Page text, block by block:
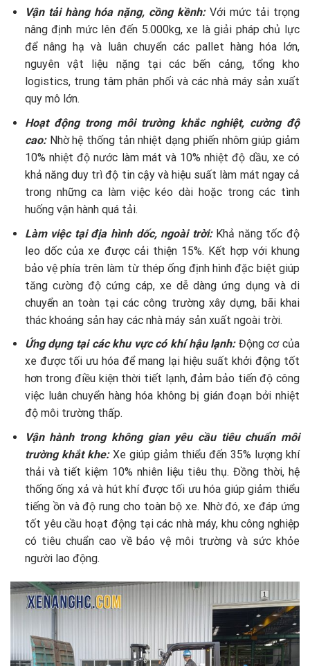
Vận tải hàng hóa nặng, cồng kềnh: Với mức tải trọng
nâng định mức lên đến 5.000kg, xe là giải pháp chủ lực
để nâng hạ và luân chuyển các pallet hàng hóa lớn,
nguyên vật liệu nặng tại các bến cảng, tổng kho
logistics, trung tâm phân phối và các nhà máy sản xuất
quy mô lớn.
Hoạt động trong môi trường khắc nghiệt, cường độ
cao: Nhờ hệ thống tản nhiệt dạng phiến nhôm giúp giảm
10% nhiệt độ nước làm mát và 10% nhiệt độ dầu, xe có
khả năng duy trì độ tin cậy và hiệu suất làm mát ngay cả
trong những ca làm việc kéo dài hoặc trong các tình
huống vận hành quá tải.
Làm việc tại địa hình dốc, ngoài trời:Khả năng tốc độ
leo dốc của xe được cải thiện 15%. Kết hợp với khung
bảo vệ phía trên làm từ thép ống định hình đặc biệt giúp
tăng cường độ cứng cáp, xe dễ dàng ứng dụng và di
chuyển an toàn tại các công trường xây dựng, bãi khai
thác khoáng sản hay các nhà máy sản xuất ngoài trời.
Ứng dụng tại các khu vực có khí hậu lạnh:Động cơ của
xe được tối ưu hóa để mang lại hiệu suất khởi động tốt
hơn trong điều kiện thời tiết lạnh, đảm bảo tiến độ công
việc luân chuyển hàng hóa không bị gián đoạn bởi nhiệt
độ môi trường thấp.
Vận hành trong không gian yêu cầu tiêu chuẩn môi
trường khắt khe:Xe giúp giảm thiểu đến 35% lượng khí
thải và tiết kiệm 10% nhiên liệu tiêu thụ. Đồng thời, hệ
thống ống xả và hút khí được tối ưu hóa giúp giảm thiểu
tiếng ồn và độ rung cho toàn bộ xe. Nhờ đó, xe đáp ứng
tốt yêu cầu hoạt động tại các nhà máy, khu công nghiệp
có tiêu chuẩn cao về bảo vệ môi trường và sức khỏe
người lao động.